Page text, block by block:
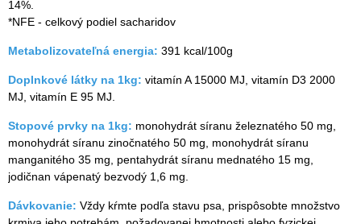
14%.
*NFE - celkový podiel sacharidov
Metabolizovateľná energia: 391 kcal/100g
Doplnkové látky na 1kg: vitamín A 15000 MJ, vitamín D3 2000
MJ, vitamín E 95 MJ.
Stopové prvky na 1kg: monohydrát síranu železnatého 50 mg,
monohydrát síranu zinočnatého 50 mg, monohydrát síranu
manganitého 35 mg, pentahydrát síranu mednatého 15 mg,
jodičnan vápenatý bezvodý 1,6 mg.
Dávkovanie: Vždy kŕmte podľa stavu psa, prispôsobte množstvo